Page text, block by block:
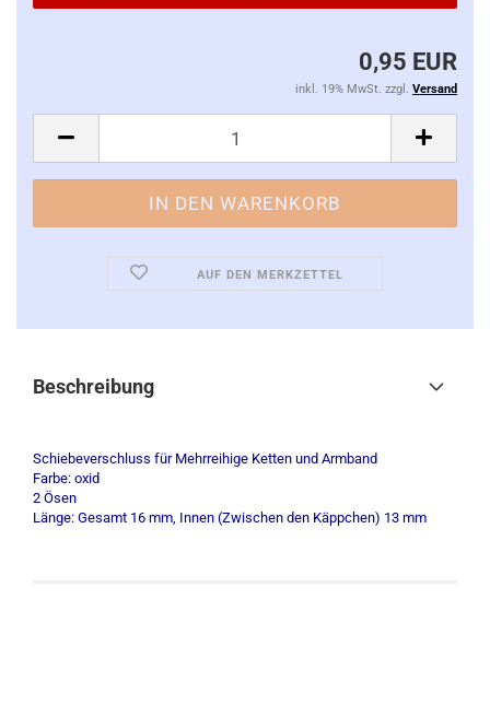
0,95 EUR
inkl. 19% MwSt. zzgl. Versand
AUF DEN MERKZETTEL
Beschreibung
Schiebeverschluss für Mehrreihige Ketten und Armband
Farbe: oxid
2 Ösen
Länge: Gesamt 16 mm, Innen (Zwischen den Käppchen) 13 mm